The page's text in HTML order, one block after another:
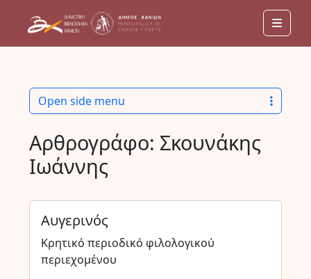
Αρθρογράφο: Σκουνάκης
Ιωάννης
Αυγερινός
Κρητικό περιοδικό φιλολογικού
περιεχομένου
Open side menu